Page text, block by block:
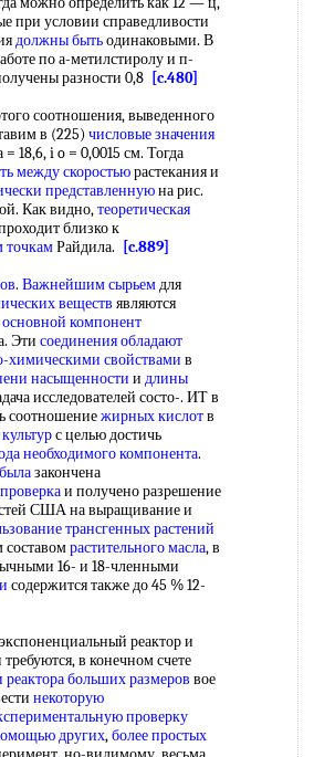
при условии справедливости
должны бытьодинаковыми. В
по а-метилстиролу и п-
разности 0,8 [c.480]
соотношения, выведенного
в (225) числовые значения
18,6, i o = 0,0015 см. Тогда
между скоростьюрастекания и
представленнуюна рис.
Как видно,теоретическая
близко к
точкамРайдила.
[c.889]
. Важнейшим сырьемдля
веществ являются
основной компонент
Эти соединения обладают
химическими свойствами в
насыщенности и длины
исследователей состо-. ИТ в
соотношениежирных кислотв
с целью достичь
необходимого компонента.
былазакончена
и получено разрешение
США на выращивание и
трансгенных растений
составомрастительного масла, в
16- и 18-членными
содержится также до 45 % 12-
реактор и
в конечном счете
реакторабольших размеров вое
некоторую
проверку
других,более простых